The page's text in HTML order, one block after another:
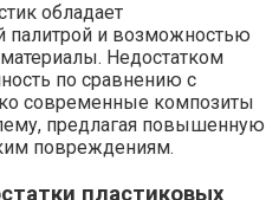
обладает
палитрой и возможностью
Недостатком
по сравнению с
современные композиты
предлагая повышенную
повреждениям.
пластиковых